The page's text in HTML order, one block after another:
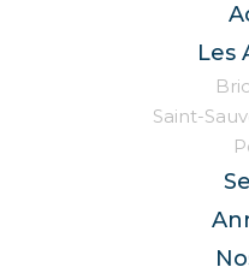
Les
Saint-